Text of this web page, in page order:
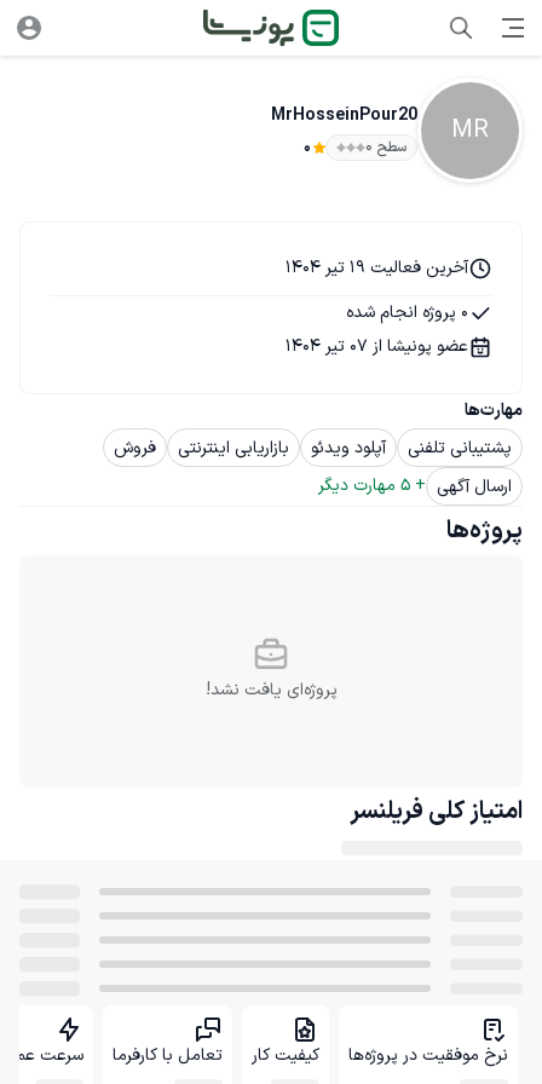
MR
MrHosseinPour20
سطح ۰ 0
مهارت‌ها
پشتیبانی تلفنی
آپلود ویدئو بازاریابی اینترنتی
فروش
ارسال آگهی +
5 مهارت دیگر
آخرین فعالیت 19 تیر 1404
0 پروژه انجام شده
عضو پونیشا از 07 تیر 1404
پروژه‌ها
پروژه‌ای یافت نشد!
امتیاز کلی فریلنسر
نرخ موفقیت در پروژه‌ها کیفیت کار تعامل با کارفرما سرعت عمل